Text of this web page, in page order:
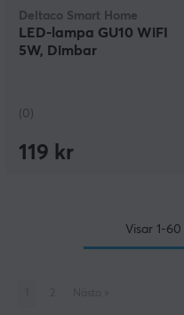
Deltaco Smart Home
LED-lampa GU10 WiFI
5W, Dimbar
(0)
119 kr
Visar 1-60